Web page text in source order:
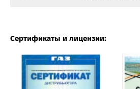
Сертификаты и лицензии: